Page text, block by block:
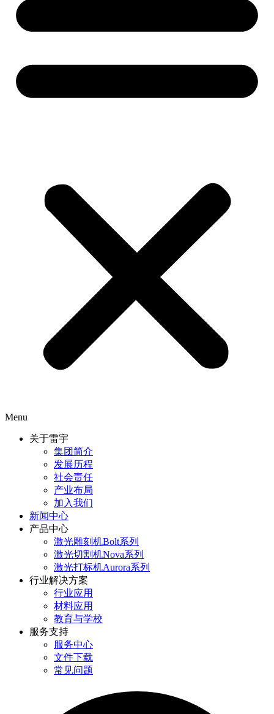
Menu
关于雷宇
集团简介
发展历程
社会责任
产业布局
加入我们
新闻中心
产品中心
激光雕刻机Bolt系列
激光切割机Nova系列
激光打标机Aurora系列
行业解决方案
行业应用
材料应用
教育与学校
服务支持
服务中心
文件下载
常见问题